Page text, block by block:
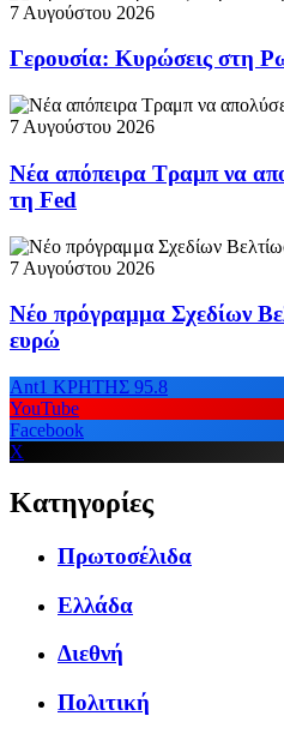
7 Αυγούστου 2026
Γερουσία: Κυρώσεις στη
7 Αυγούστου 2026
Νέα απόπειρα Τραμπ να
τη Fed
7 Αυγούστου 2026
Νέο πρόγραμμα Σχεδίων
ευρώ
Ant1 ΚΡΗΤΗΣ 95.8
YouTube
Facebook
X
Κατηγορίες
Πρωτοσέλιδα
Ελλάδα
Διεθνή
Πολιτική